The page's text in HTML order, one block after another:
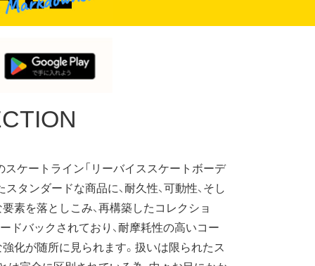
ケートライン「リーバイススケートボーデ
タンダードな商品に、耐久性、可動性、そし
素を落としこみ、再構築したコレクショ
ドバックされており、耐摩耗性の高いコー
化が随所に見られます。扱いは限られたス